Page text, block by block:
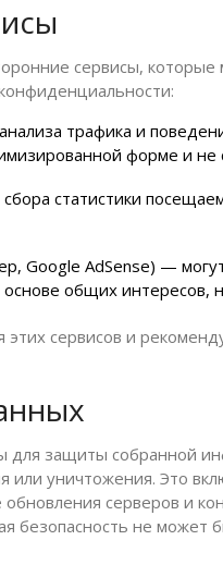
сервисы, которые
трафика и
форме и не
статистики
Google AdSense) —
общих
сервисов и
защиты собранной
или уничтожения. Это
серверов и
безопасность не может